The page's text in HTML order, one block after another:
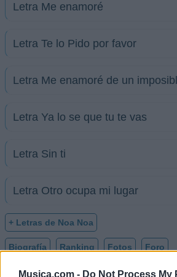
Musica.com - Do Not Process My
Letra Me enamoré
Letra Te lo Pido por favor
Letra Me enamoré de un
Letra Ya lo se que tu te vas
Letra Sin ti
Letra Otro ocupa mi lugar
+ Letras de Noa Noa
Biografía Ranking Fotos Foro